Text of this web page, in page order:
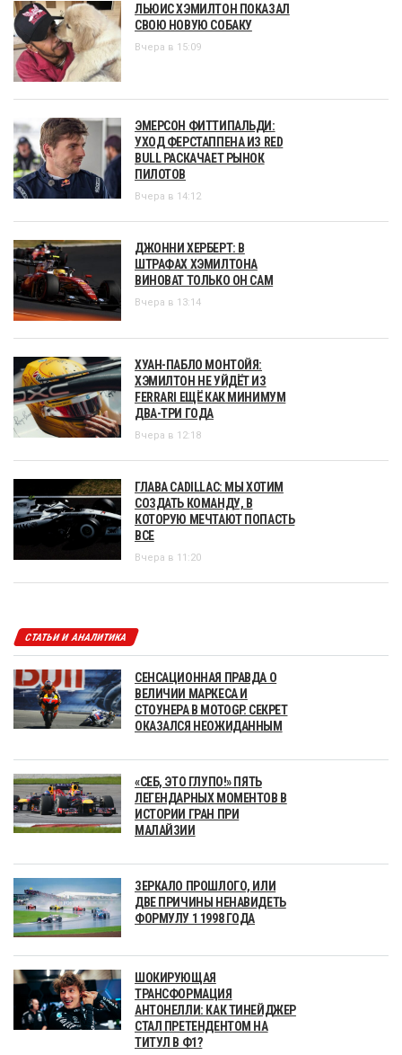
ЛЬЮИС ХЭМИЛТОН ПОКАЗАЛ
СВОЮ НОВУЮ СОБАКУ
Вчера в 15:09
ЭМЕРСОН ФИТТИПАЛЬДИ:
УХОД ФЕРСТАППЕНА ИЗ RED
BULL РАСКАЧАЕТ РЫНОК
ПИЛОТОВ
Вчера в 14:12
ДЖОННИ ХЕРБЕРТ: В
ШТРАФАХ ХЭМИЛТОНА
ВИНОВАТ ТОЛЬКО ОН САМ
Вчера в 13:14
ХУАН-ПАБЛО МОНТОЙЯ:
ХЭМИЛТОН НЕ УЙДЁТ ИЗ
FERRARI ЕЩЁ КАК МИНИМУМ
ДВА-ТРИ ГОДА
Вчера в 12:18
ГЛАВА CADILLAC: МЫ ХОТИМ
СОЗДАТЬ КОМАНДУ, В
КОТОРУЮ МЕЧТАЮТ ПОПАСТЬ
ВСЕ
Вчера в 11:20
СТАТЬИ И АНАЛИТИКА
СЕНСАЦИОННАЯ ПРАВДА О
ВЕЛИЧИИ МАРКЕСА И
СТОУНЕРА В MOTOGP. СЕКРЕТ
ОКАЗАЛСЯ НЕОЖИДАННЫМ
«СЕБ, ЭТО ГЛУПО!» ПЯТЬ
ЛЕГЕНДАРНЫХ МОМЕНТОВ В
ИСТОРИИ ГРАН ПРИ
МАЛАЙЗИИ
ЗЕРКАЛО ПРОШЛОГО, ИЛИ
ДВЕ ПРИЧИНЫ НЕНАВИДЕТЬ
ФОРМУЛУ 1 1998 ГОДА
ШОКИРУЮЩАЯ
ТРАНСФОРМАЦИЯ
АНТОНЕЛЛИ: КАК ТИНЕЙДЖЕР
СТАЛ ПРЕТЕНДЕНТОМ НА
ТИТУЛ В Ф1?